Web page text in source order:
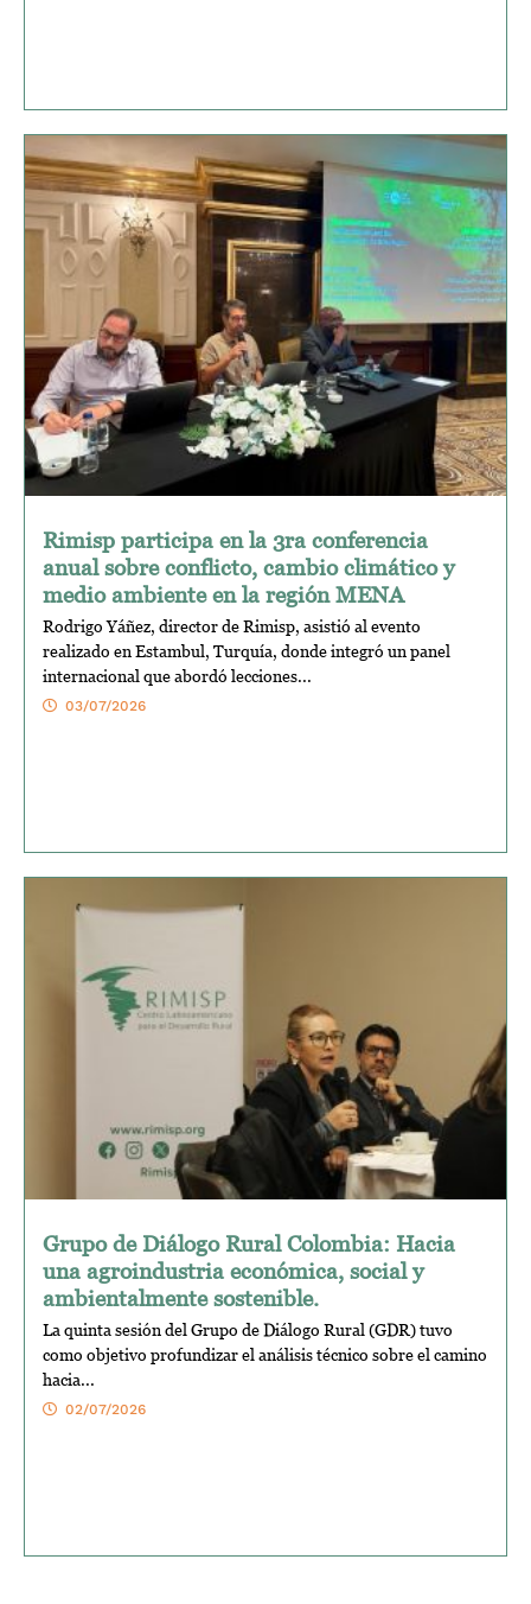
Rimisp participa en la 3ra conferencia
anual sobre conflicto, cambio climático y
medio ambiente en la región MENA
Rodrigo Yáñez, director de Rimisp, asistió al evento
realizado en Estambul, Turquía, donde integró un panel
internacional que abordó lecciones...
03/07/2026
Grupo de Diálogo Rural Colombia: Hacia
una agroindustria económica, social y
ambientalmente sostenible.
La quinta sesión del Grupo de Diálogo Rural (GDR) tuvo
como objetivo profundizar el análisis técnico sobre el camino
hacia...
02/07/2026